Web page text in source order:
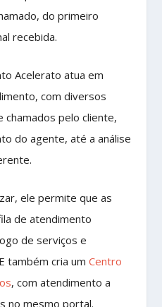
do primeiro
recebida.
Acelerato atua em
com diversos
chamados pelo cliente,
do agente, até a análise
ele permite que as
de atendimento
de serviços e
também cria umCentro
, com atendimento a
no mesmo portal.